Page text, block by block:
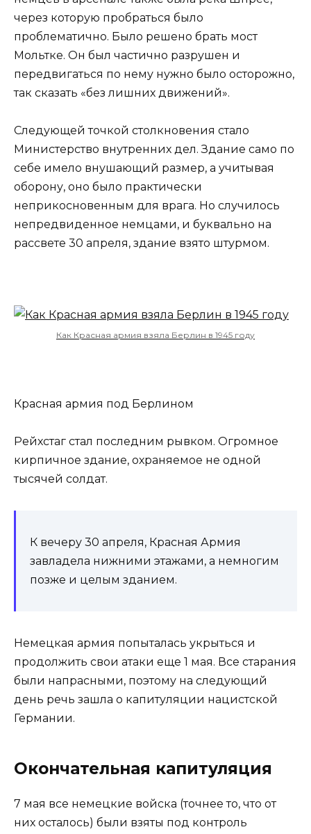
через которую пробраться было
проблематично. Было решено брать мост
Мольтке. Он был частично разрушен и
передвигаться по нему нужно было осторожно,
так сказать «без лишних движений».
Следующей точкой столкновения стало
Министерство внутренних дел. Здание само по
себе имело внушающий размер, а учитывая
оборону, оно было практически
неприкосновенным для врага. Но случилось
непредвиденное немцами, и буквально на
рассвете 30 апреля, здание взято штурмом.
Как Красная армия взяла Берлин в 1945 году
Красная армия под Берлином
Рейхстаг стал последним рывком. Огромное
кирпичное здание, охраняемое не одной
тысячей солдат.
К вечеру 30 апреля, Красная Армия
завладела нижними этажами, а немногим
позже и целым зданием.
Немецкая армия попыталась укрыться и
продолжить свои атаки еще 1 мая. Все старания
были напрасными, поэтому на следующий
день речь зашла о капитуляции нацистской
Германии.
Окончательная капитуляция
7 мая все немецкие войска (точнее то, что от
них осталось) были взяты под контроль